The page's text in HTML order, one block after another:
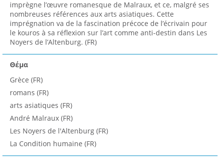
imprègne l’œuvre romanesque de Malraux, et ce, malgré ses
nombreuses références aux arts asiatiques. Cette
imprégnation va de la fascination précoce de l’écrivain pour
le kouros à sa réflexion sur l’art comme anti-destin dans Les
Noyers de l’Altenburg. (FR)
Θέμα
Grèce (FR)
romans (FR)
arts asiatiques (FR)
André Malraux (FR)
Les Noyers de l'Altenburg (FR)
La Condition humaine (FR)